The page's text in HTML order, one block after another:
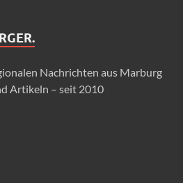
Nachrichten aus Marburg
Artikeln – seit 2010